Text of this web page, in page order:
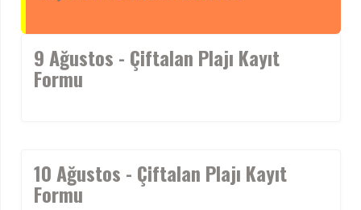
9 Ağustos - Çiftalan Plajı Kayıt
Formu
10 Ağustos - Çiftalan Plajı Kayıt
Formu